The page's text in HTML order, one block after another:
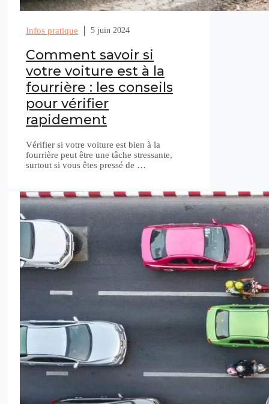
Infos pratique 5 juin 2024
Comment savoir si
votre voiture est à la
fourrière : les conseils
pour vérifier
rapidement
Vérifier si votre voiture est bien à la
fourrière peut être une tâche stressante,
surtout si vous êtes pressé de …